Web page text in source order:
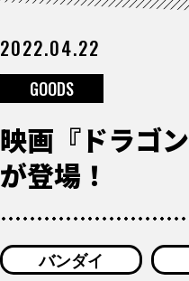
2022.04.22
GOODS
映画『ドラゴ
が登場！
バンダイ